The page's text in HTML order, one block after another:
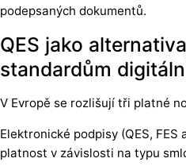
podepsaných dokumentů.
QES jako
standardům
V Evropě se rozlišují tři platné
Elektronické podpisy (QES, FES
platnost v závislosti na typu